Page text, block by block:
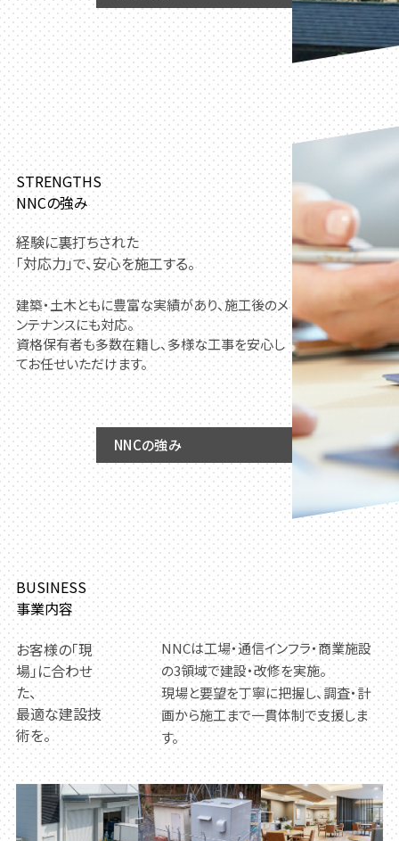
STRENGTHS
NNCの強み
経験に裏打ちされた
「対応力」で、安心を施工する。
建築・土木ともに豊富な実績があり、施工後のメ
ンテナンスにも対応。
資格保有者も多数在籍し、多様な工事を安心し
てお任せいただけます。
NNCの強み
BUSINESS
事業内容
お客様の「現
場」に合わせ
た、
最適な建設技
術を。
NNCは工場・通信インフラ・商業施設
の3領域で建設・改修を実施。
現場と要望を丁寧に把握し、調査・計
画から施工まで一貫体制で支援しま
す。